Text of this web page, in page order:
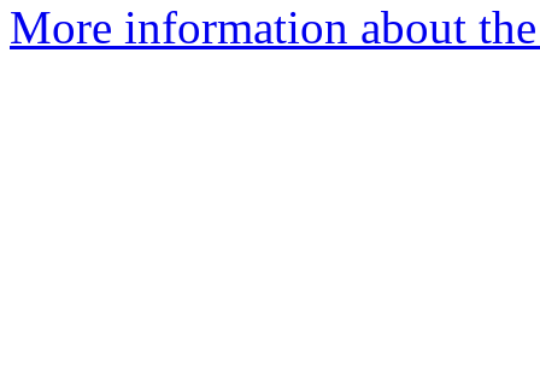
More information about